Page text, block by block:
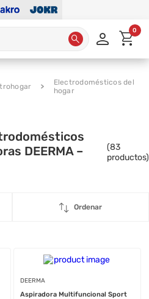
0
Electrodomésticos del
hogar
DEERMA –
(83
productos)
Ordenar
DEERMA
Aspiradora Multifuncional Sport